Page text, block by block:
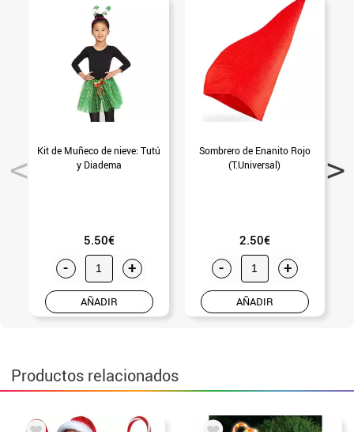
Kit de Muñeco de nieve: Tutú
y Diadema
5.50€
- +
AÑADIR
Sombrero de Enanito Rojo
(T.Universal)
2.50€
- +
AÑADIR
Productos relacionados